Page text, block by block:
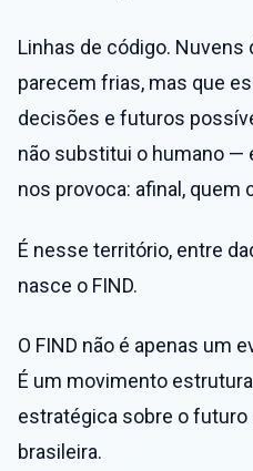
Linhas de código. Nuvens
parecem frias, mas que
decisões e futuros
não substitui o humano —
nos provoca: afinal, quem
É nesse território, entre
nasce o FIND.
O FIND não é apenas um
É um movimento
estratégica sobre o futuro
brasileira.